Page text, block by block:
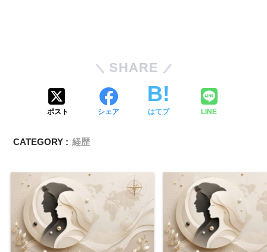
SHARE
ポスト シェア はてブ LINE
CATEGORY : 経歴